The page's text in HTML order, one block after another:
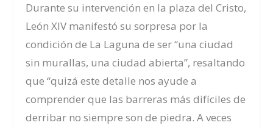
Durante su intervención en la plaza del Cristo,
León XIV manifestó su sorpresa por la
condición de La Laguna de ser “una ciudad
sin murallas, una ciudad abierta”, resaltando
que “quizá este detalle nos ayude a
comprender que las barreras más difíciles de
derribar no siempre son de piedra. A veces